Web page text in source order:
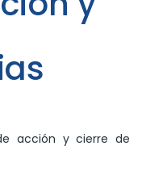
acción y cierre de